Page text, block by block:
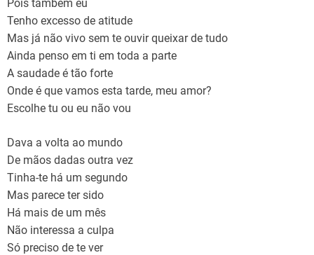
Pois também eu
Tenho excesso de atitude
Mas já não vivo sem te ouvir queixar de tudo
Ainda penso em ti em toda a parte
A saudade é tão forte
Onde é que vamos esta tarde, meu amor?
Escolhe tu ou eu não vou
Dava a volta ao mundo
De mãos dadas outra vez
Tinha-te há um segundo
Mas parece ter sido
Há mais de um mês
Não interessa a culpa
Só preciso de te ver